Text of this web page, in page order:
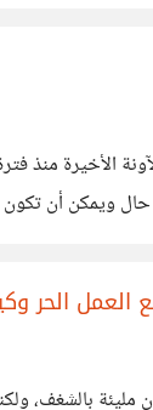
الأخيرة منذ
ويمكن أن
لم يبذل صاحب
الحر
بالشغف،